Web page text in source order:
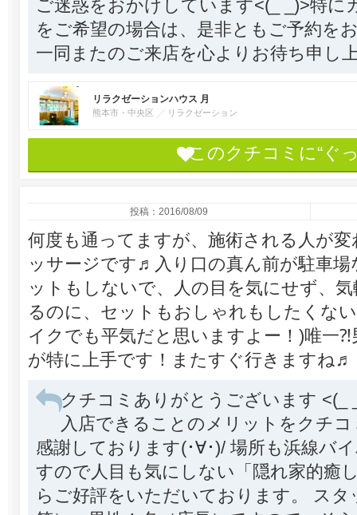
ご迷惑をおかけしています<(_ _)>特に
をご希望の場合は、是非ともご予約を
一同またのご来店を心よりお待ち申し
リラクゼーションハウス 月
熊本市・中央区 リラクゼーション
このクチコミに“ぐ
投稿：2016/08/09
何度も通ってますが、施術される人が
ッサージです♬入り口の真ん前が駐車
ットもしないで、人の目を気にせず、
るのに、セットもおしゃれもしたくな
イクでも平気だと思いますよー！)唯一
が特に上手です！またすぐ行きますね♬
クチコミありがとうございます <(_
入店できることのメリットをクチ
感謝しております(･∀･)/ 場所も浜線バ
すので人目も気にしない「隠れ家的癒
らご好評をいただいております。 スタ